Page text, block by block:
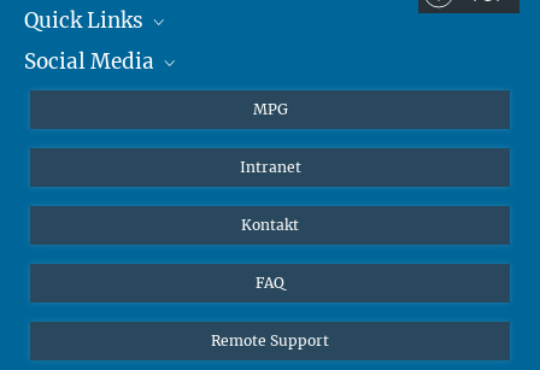
Quick Links
Journalisten
Social Media
Instagram
YouTube
MPG
Intranet
Kontakt
FAQ
Remote Support